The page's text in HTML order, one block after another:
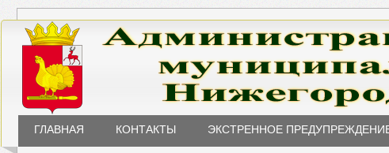
ГЛАВНАЯ КОНТАКТЫ ЭКСТРЕННОЕ